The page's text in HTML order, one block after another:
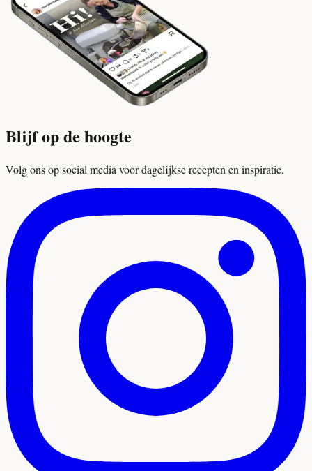
Blijf op de hoogte
Volg ons op social media voor dagelijkse recepten en inspiratie.